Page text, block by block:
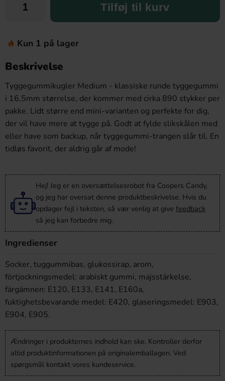
Tilføj til kurv
Kun 1 på lager
Beskrivelse
Tyggegummikugler Medium - klassiske runde tyggegummi
i 16,5mm størrelse, der kommer med cirka 890 stykker per
pakke. Lidt større end mini-varianten og perfekte for dig,
der vil have mere at tygge på. Godt at fylde slikskålen med
eller have som backup, når tyggegummi-trangen slår til. En
tidløs favorit, der aldrig går af mode!
Hej! Jeg er en oversættelsesrobot fra Coopers Candy,
og jeg har oversat denne produktbeskrivelse. Hvis du
opdager fejl i teksten, så vær venlig at give feedback
så jeg kan forbedre mig.
Ingredienser
Socker, tuggummibas, glukossirap, arom,
förtjockningsmedel: arabiskt gummi, majsstärkelse,
färgämnen: E120, E133, E141, E160a,
fuktighetsbevarande medel: E420, glaseringsmedel: E903,
E904, E905.
Ændringer i produkternes indhold kan ske. Kontroller derfor
altid produktinformationen på originalemballagen. Ved
spørgsmål kontakt vores kundeservice.